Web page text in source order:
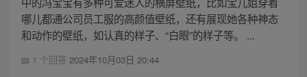
哪儿都通公司员工服的高颜值壁纸，还有展现她各种神态
和动作的壁纸，如认真的样子、“白眼”的样子等。 ...
1 个回答 2024年10月03日 20:44